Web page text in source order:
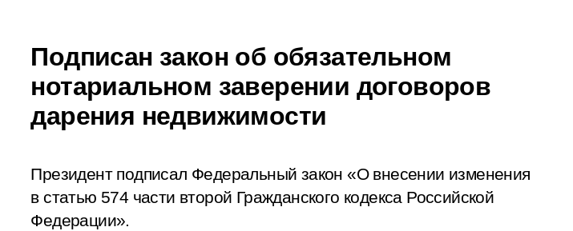
Подписан закон об обязательном
нотариальном заверении договоров
дарения недвижимости
Президент подписал Федеральный закон «О внесении изменения
в статью 574 части второй Гражданского кодекса Российской
Федерации».